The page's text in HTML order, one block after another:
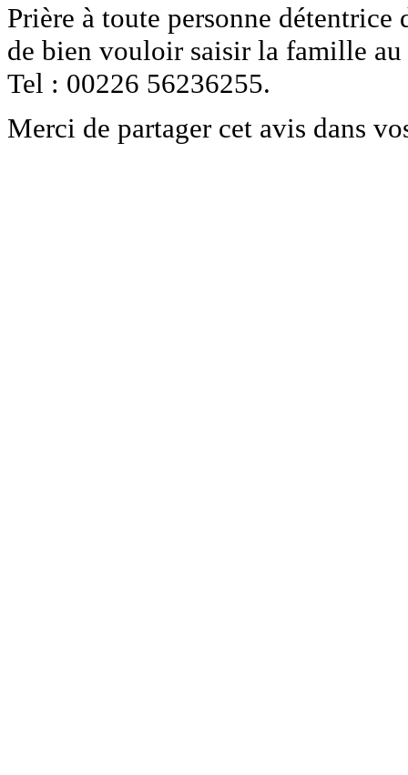
Prière à toute personne
de bien vouloir saisir la famille au
Tel : 00226 56236255.
Merci de partager cet avis dans